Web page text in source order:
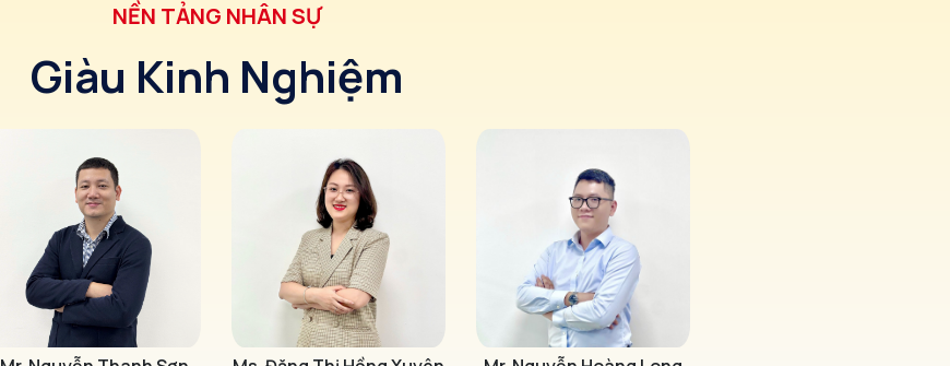
NỀN TẢNG NHÂN SỰ
Giàu Kinh Nghiệm